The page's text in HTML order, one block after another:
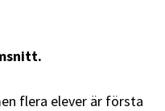
flera elever är första